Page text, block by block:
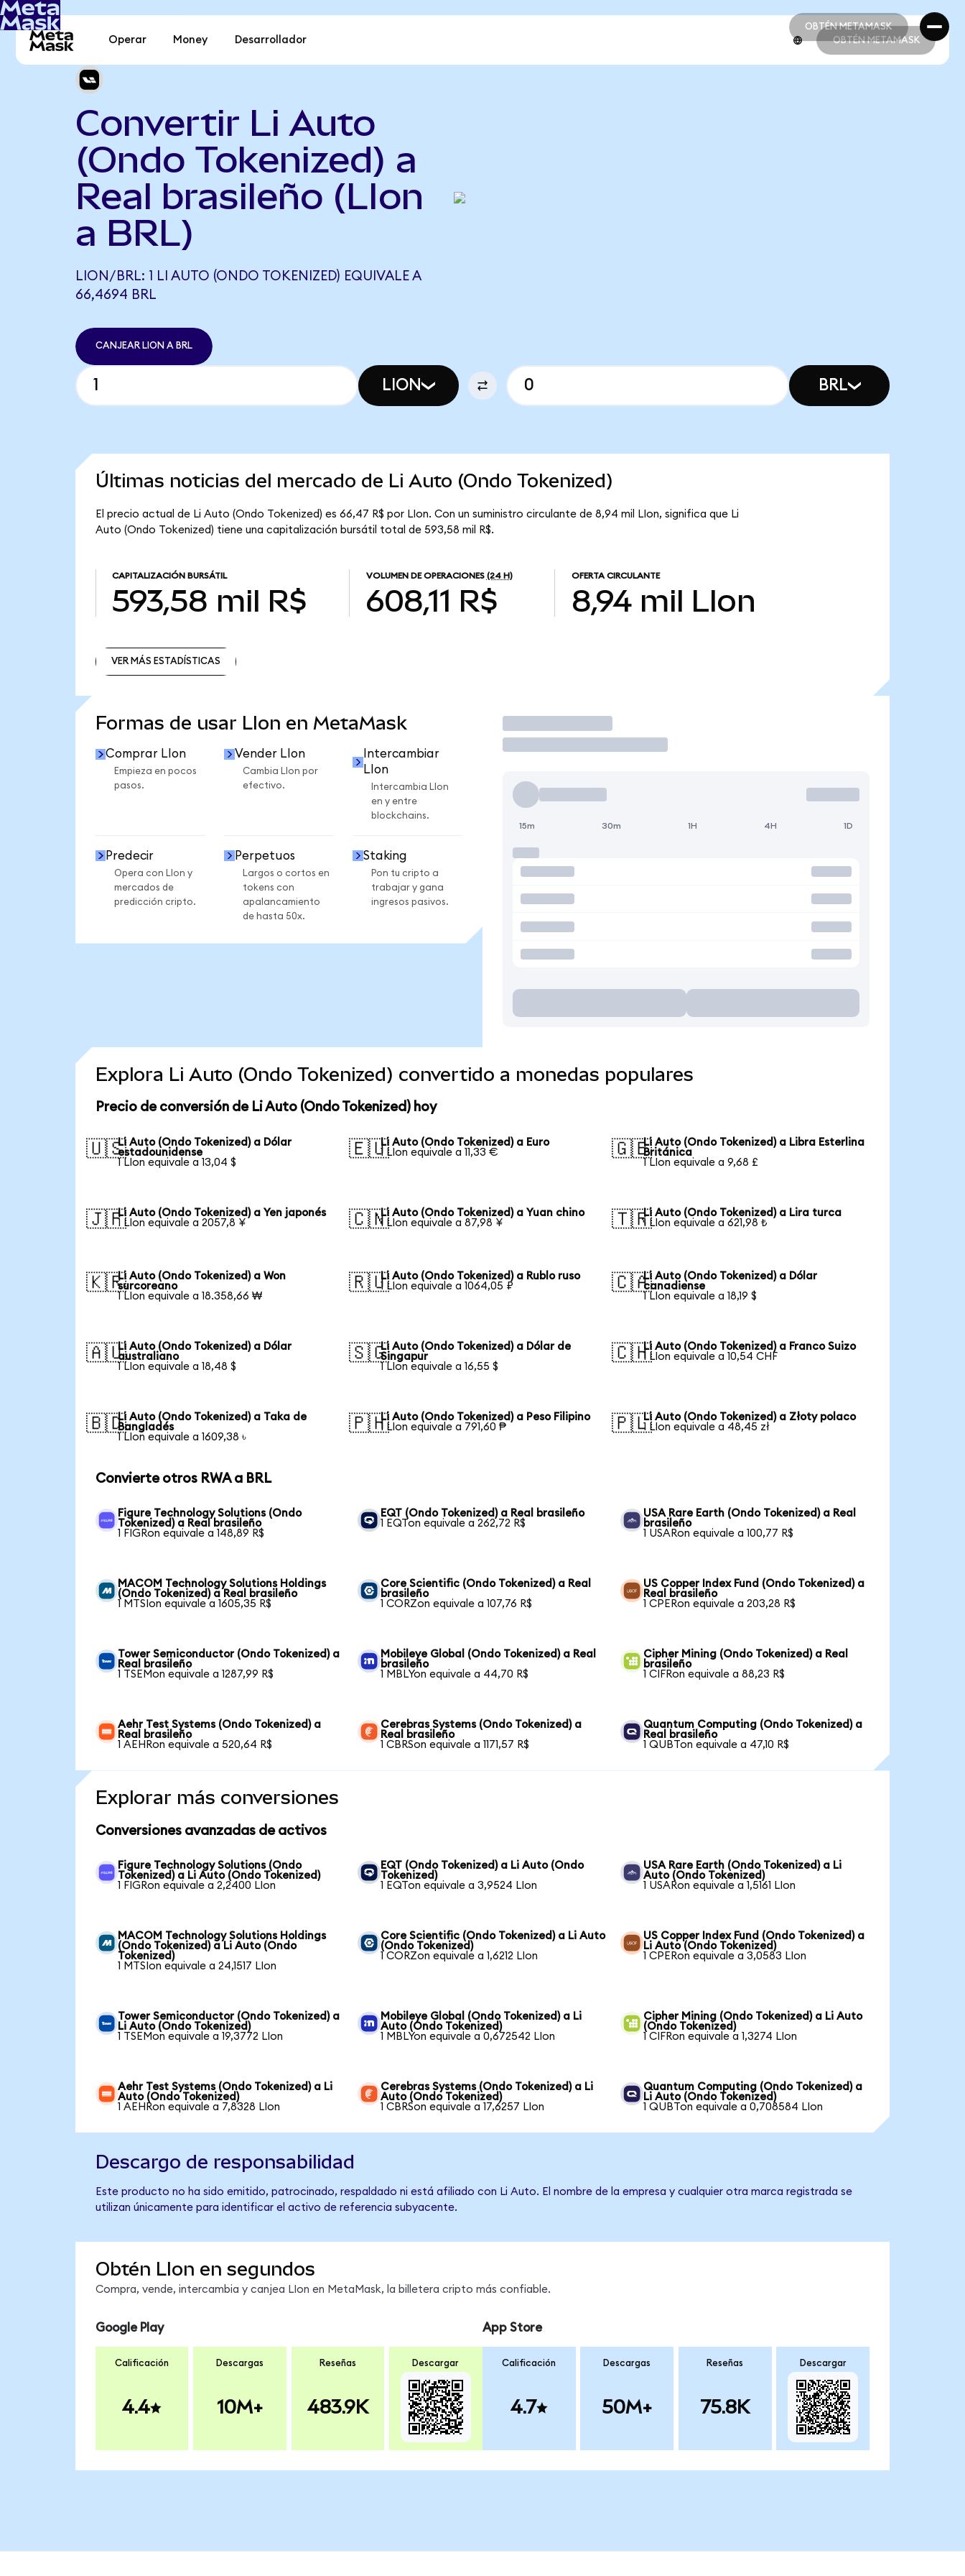
OBTÉN METAMASK
OBTÉN METAMASK
Operar Money Desarrollador OBTÉN METAMASK
Convertir Li Auto
(Ondo Tokenized) a
Real brasileño (LIon
a BRL)
LION/BRL: 1 LI AUTO (ONDO TOKENIZED) EQUIVALE A
66,4694 BRL
CANJEAR LION A BRL
LION BRL
Últimas noticias del mercado de Li Auto (Ondo Tokenized)
El precio actual de Li Auto (Ondo Tokenized) es 66,47 R$ por LIon. Con un suministro circulante de 8,94 mil LIon, significa que Li
Auto (Ondo Tokenized) tiene una capitalización bursátil total de 593,58 mil R$.
CAPITALIZACIÓN BURSÁTIL
593,58 mil R$
VOLUMEN DE OPERACIONES (24 H)
608,11 R$
OFERTA CIRCULANTE
8,94 mil LIon
VER MÁS ESTADÍSTICAS
Formas de usar LIon en MetaMask
Comprar LIon
Empieza en pocos
pasos.
Vender LIon
Cambia LIon por
efectivo.
Intercambiar
LIon
Intercambia LIon
en y entre
blockchains.
Predecir
Opera con LIon y
mercados de
predicción cripto.
Perpetuos
Largos o cortos en
tokens con
apalancamiento
de hasta 50x.
Staking
Pon tu cripto a
trabajar y gana
ingresos pasivos.
Operar
15m 30m 1H 4H 1D
Explora Li Auto (Ondo Tokenized) convertido a monedas populares
Precio de conversión de Li Auto (Ondo Tokenized) hoy
🇺🇸Li Auto (Ondo Tokenized) a Dólar
estadounidense
1 LIon equivale a 13,04 $
🇪🇺Li Auto (Ondo Tokenized) a Euro
1 LIon equivale a 11,33 €
🇬🇧Li Auto (Ondo Tokenized) a Libra Esterlina
Británica
1 LIon equivale a 9,68 £
🇯🇵Li Auto (Ondo Tokenized) a Yen japonés
1 LIon equivale a 2057,8 ¥
🇨🇳Li Auto (Ondo Tokenized) a Yuan chino
1 LIon equivale a 87,98 ¥
🇹🇷Li Auto (Ondo Tokenized) a Lira turca
1 LIon equivale a 621,98 ₺
🇰🇷Li Auto (Ondo Tokenized) a Won
surcoreano
1 LIon equivale a 18.358,66 ₩
🇷🇺Li Auto (Ondo Tokenized) a Rublo ruso
1 LIon equivale a 1064,05 ₽
🇨🇦Li Auto (Ondo Tokenized) a Dólar
canadiense
1 LIon equivale a 18,19 $
🇦🇺Li Auto (Ondo Tokenized) a Dólar
australiano
1 LIon equivale a 18,48 $
🇸🇬Li Auto (Ondo Tokenized) a Dólar de
Singapur
1 LIon equivale a 16,55 $
🇨🇭Li Auto (Ondo Tokenized) a Franco Suizo
1 LIon equivale a 10,54 CHF
🇧🇩Li Auto (Ondo Tokenized) a Taka de
Bangladés
1 LIon equivale a 1609,38 ৳
🇵🇭Li Auto (Ondo Tokenized) a Peso Filipino
1 LIon equivale a 791,60 ₱
🇵🇱Li Auto (Ondo Tokenized) a Złoty polaco
1 LIon equivale a 48,45 zł
Convierte otros RWA a BRL
Figure Technology Solutions (Ondo
Tokenized) a Real brasileño
1 FIGRon equivale a 148,89 R$
EQT (Ondo Tokenized) a Real brasileño
1 EQTon equivale a 262,72 R$
USA Rare Earth (Ondo Tokenized) a Real
brasileño
1 USARon equivale a 100,77 R$
MACOM Technology Solutions Holdings
(Ondo Tokenized) a Real brasileño
1 MTSIon equivale a 1605,35 R$
Core Scientific (Ondo Tokenized) a Real
brasileño
1 CORZon equivale a 107,76 R$
US Copper Index Fund (Ondo Tokenized) a
Real brasileño
1 CPERon equivale a 203,28 R$
Tower Semiconductor (Ondo Tokenized) a
Real brasileño
1 TSEMon equivale a 1287,99 R$
Mobileye Global (Ondo Tokenized) a Real
brasileño
1 MBLYon equivale a 44,70 R$
Cipher Mining (Ondo Tokenized) a Real
brasileño
1 CIFRon equivale a 88,23 R$
Aehr Test Systems (Ondo Tokenized) a
Real brasileño
1 AEHRon equivale a 520,64 R$
Cerebras Systems (Ondo Tokenized) a
Real brasileño
1 CBRSon equivale a 1171,57 R$
Quantum Computing (Ondo Tokenized) a
Real brasileño
1 QUBTon equivale a 47,10 R$
Explorar más conversiones
Conversiones avanzadas de activos
Figure Technology Solutions (Ondo
Tokenized) a Li Auto (Ondo Tokenized)
1 FIGRon equivale a 2,2400 LIon
EQT (Ondo Tokenized) a Li Auto (Ondo
Tokenized)
1 EQTon equivale a 3,9524 LIon
USA Rare Earth (Ondo Tokenized) a Li
Auto (Ondo Tokenized)
1 USARon equivale a 1,5161 LIon
MACOM Technology Solutions Holdings
(Ondo Tokenized) a Li Auto (Ondo
Tokenized)
1 MTSIon equivale a 24,1517 LIon
Core Scientific (Ondo Tokenized) a Li Auto
(Ondo Tokenized)
1 CORZon equivale a 1,6212 LIon
US Copper Index Fund (Ondo Tokenized) a
Li Auto (Ondo Tokenized)
1 CPERon equivale a 3,0583 LIon
Tower Semiconductor (Ondo Tokenized) a
Li Auto (Ondo Tokenized)
1 TSEMon equivale a 19,3772 LIon
Mobileye Global (Ondo Tokenized) a Li
Auto (Ondo Tokenized)
1 MBLYon equivale a 0,672542 LIon
Cipher Mining (Ondo Tokenized) a Li Auto
(Ondo Tokenized)
1 CIFRon equivale a 1,3274 LIon
Aehr Test Systems (Ondo Tokenized) a Li
Auto (Ondo Tokenized)
1 AEHRon equivale a 7,8328 LIon
Cerebras Systems (Ondo Tokenized) a Li
Auto (Ondo Tokenized)
1 CBRSon equivale a 17,6257 LIon
Quantum Computing (Ondo Tokenized) a
Li Auto (Ondo Tokenized)
1 QUBTon equivale a 0,708584 LIon
Descargo de responsabilidad
Este producto no ha sido emitido, patrocinado, respaldado ni está afiliado con Li Auto. El nombre de la empresa y cualquier otra marca registrada se
utilizan únicamente para identificar el activo de referencia subyacente.
Obtén LIon en segundos
Compra, vende, intercambia y canjea LIon en MetaMask, la billetera cripto más confiable.
Google Play
Calificación
4.4
Descargas
10M+
Reseñas
483.9K
Descargar
App Store
Calificación
4.7
Descargas
50M+
Reseñas
75.8K
Descargar